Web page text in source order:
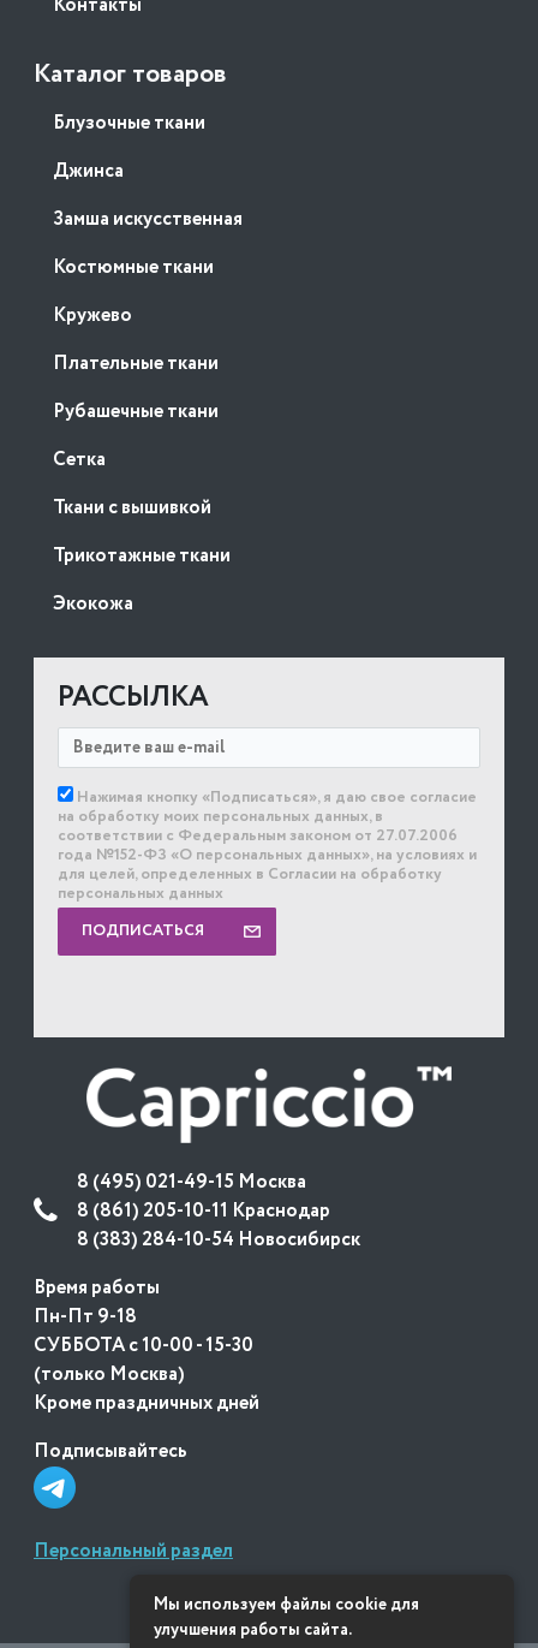
Каталог товаров
Блузочные ткани
Джинса
Замша искусственная
Костюмные ткани
Кружево
Плательные ткани
Рубашечные ткани
Сетка
Ткани с вышивкой
Трикотажные ткани
Экокожа
РАССЫЛКА
Нажимая кнопку «Подписаться», я даю свое согласие
на обработку моих персональных данных, в
соответствии с Федеральным законом от 27.07.2006
года №152-ФЗ «О персональных данных», на условиях и
для целей, определенных в Согласии на обработку
персональных данных
ПОДПИСАТЬСЯ
8 (495) 021-49-15 Москва
8 (861) 205-10-11 Краснодар
8 (383) 284-10-54 Новосибирск
Время работы
Пн-Пт 9-18
СУББОТА с 10-00 - 15-30
(только Москва)
Кроме праздничных дней
Подписывайтесь
Персональный раздел
Мы используем файлы cookie для
улучшения работы сайта.